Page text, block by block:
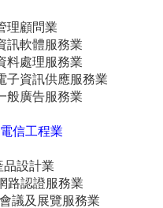
理顧問業
訊軟體服務業
料處理服務業
子資訊供應服務業
般廣告服務業
信工程業
設計業
路認證服務業
議及展覽服務業